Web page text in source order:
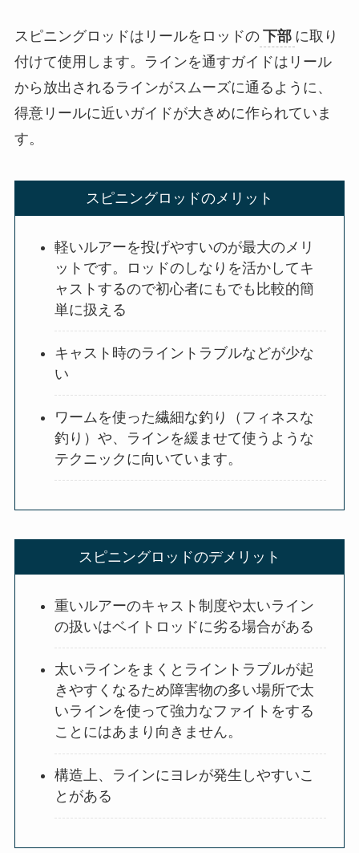
スピニングロッドはリールをロッドの 下部 に取り
付けて使用します。ラインを通すガイドはリール
から放出されるラインがスムーズに通るように、
得意リールに近いガイドが大きめに作られていま
す。
スピニングロッドのメリット
軽いルアーを投げやすいのが最大のメリ
ットです。ロッドのしなりを活かしてキ
ャストするので初心者にもでも比較的簡
単に扱える
キャスト時のライントラブルなどが少な
い
ワームを使った繊細な釣り（フィネスな
釣り）や、ラインを緩ませて使うような
テクニックに向いています。
スピニングロッドのデメリット
重いルアーのキャスト制度や太いライン
の扱いはベイトロッドに劣る場合がある
太いラインをまくとライントラブルが起
きやすくなるため障害物の多い場所で太
いラインを使って強力なファイトをする
ことにはあまり向きません。
構造上、ラインにヨレが発生しやすいこ
とがある